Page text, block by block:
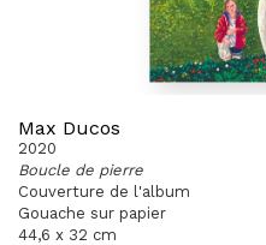
Max Ducos
2020
Boucle de pierre
Couverture de l'album
Gouache sur papier
44,6 x 32 cm